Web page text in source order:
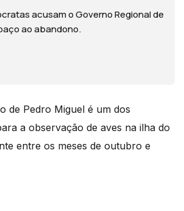
acusam o Governo Regional de
ao abandono.
de Pedro Miguel é um dos
a observação de aves na ilha do
entre os meses de outubro e